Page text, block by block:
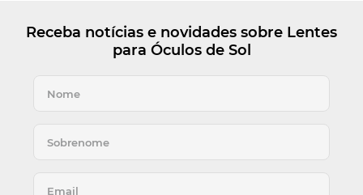
Receba notícias e novidades sobre Lentes
para Óculos de Sol